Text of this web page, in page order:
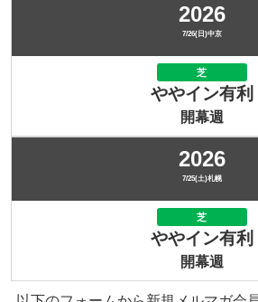
2026
7/26(日)中京
芝
ややイン有利
開幕週
2026
7/25(土)札幌
芝
ややイン有利
開幕週